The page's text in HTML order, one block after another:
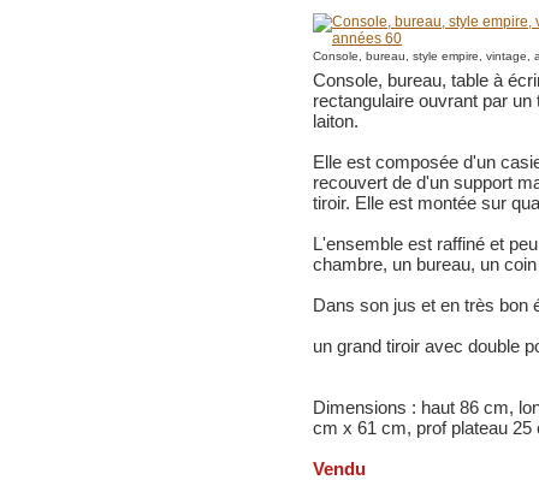
Console, bureau, style empire, vintage,
Console, bureau, table à
rectangulaire ouvrant par
laiton.
Elle est composée d'un
recouvert de d'un support
tiroir. Elle est montée sur
L'ensemble est raffiné et
chambre, un bureau, un
Dans son jus et en très bon
un grand tiroir avec double
Dimensions : haut 86 cm,
cm x 61 cm, prof plateau 25
Vendu